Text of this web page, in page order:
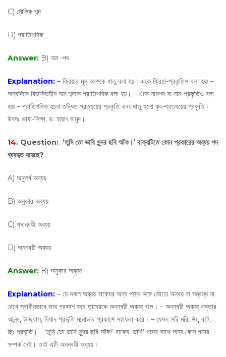
C) মৌলিক শব্দ
D) প্রাতিপদিক
Answer: B) নাম -পদ
Explanation: – ক্রিয়ার মূল অংশকে ধাতু বলা হয়। একে ক্রিয়া-প্রকৃতিও বলা হয়৷ –
অন্যদিকে বিভক্তিহীন নাম শব্দকে প্রাতিপদিক বলা হয়। – একে নামপদ বা নাম-প্রকৃতিও বলা
হয়৷ – প্রাতিপদিক হলো তদ্ধিত প্রত্যয়ের প্রকৃতি এবং ধাতু হলো কৃৎ-প্রত্যয়ের প্রকৃতি।
উৎসঃ ভাষা-শিক্ষা, ড. হায়াৎ মামুদ।
14. Question: ‘তুমি তো ভারি সুন্দর ছবি আঁক।’ বাক্যটিতে কোন প্রকারের অব্যয় পদ
ব্যবহৃত হয়েছে?
A) অনুসর্গ অব্যয়
B) অনুকার অব্যয়
C) পদান্বয়ী অব্যয়
D) অনন্বয়ী অব্যয়
Answer: B) অনুকার অব্যয়
Explanation: – যে সকল অব্যয় বাক্যের অন্য পদের সঙ্গে কোনাে অন্বয় বা সম্বন্ধ না
রেখে স্বাধীনভাবে ভাব প্রকাশ করে তাদেরকে অনন্বয়ী অব্যয় বলে। – অনন্বয়ী অব্যয় বক্তার
আনন্দ, উচ্ছ্বাস, বিষাদ প্রভৃতি মনােভাব প্রকাশে সহায়তা করে। – যেমন: মরি মরি, উঃ, বটে,
ছিঃ প্রভৃতি। – ‘তুমি তাে ভারি সুন্দর ছবি আঁক!’ বাক্যে ‘ভারি’ পদের সাথে অন্য কোন পদের
সম্পর্ক নেই। তাই এটি অনন্বয়ী অব্যয়।